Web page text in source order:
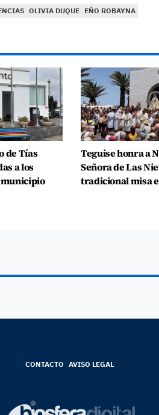
OLIVIA DUQUE EÑO ROBAYNA
de Tías
a los
Teguise honra a
Señora de Las
tradicional misa
CONTACTO AVISO LEGAL